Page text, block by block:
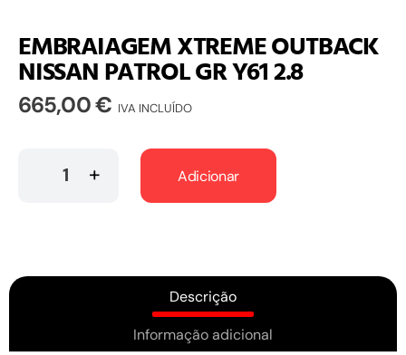
EMBRAIAGEM XTREME OUTBACK
NISSAN PATROL GR Y61 2.8
665,00€ IVA INCLUÍDO
Adicionar
Descrição
Informação adicional